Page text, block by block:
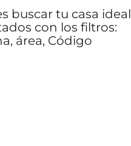
buscar tu casa ideal
con los filtros:
área, Código